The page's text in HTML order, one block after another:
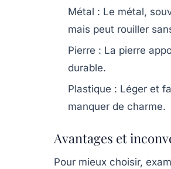
Métal : Le métal,
mais peut rouiller
Pierre : La pierre
durable.
Plastique : Léger et
manquer de charme.
Avantages et
Pour mieux choisir,